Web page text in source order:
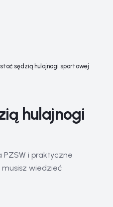
sędzią hulajnogi sportowej
hulajnogi
i praktyczne
wiedzieć